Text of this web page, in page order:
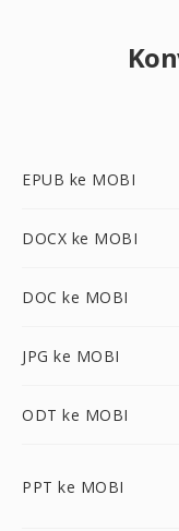
EPUB ke MOBI
DOCX ke MOBI
DOC ke MOBI
JPG ke MOBI
ODT ke MOBI
PPT ke MOBI